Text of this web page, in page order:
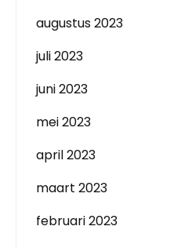
augustus 2023
juli 2023
juni 2023
mei 2023
april 2023
maart 2023
februari 2023